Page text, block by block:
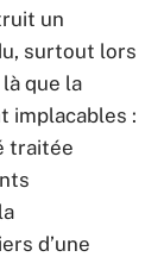
un
surtout lors
que la
implacables :
traitée
d’une